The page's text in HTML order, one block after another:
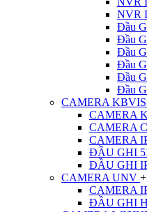
NVR
Đầu
Đầu
Đầu
Đầu
Đầu
Đầu
CAMERA
CAMERA
CAMERA
CAMERA
ĐẦU GHI
ĐẦU GHI
CAMERA UNV +
CAMERA
ĐẦU GHI